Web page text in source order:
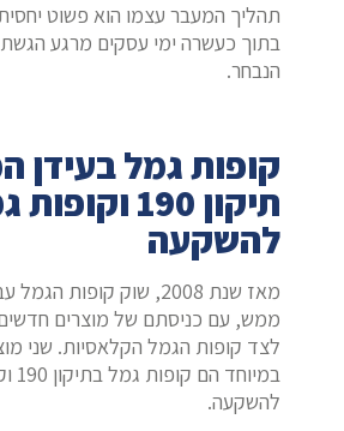
תהליך המעבר עצמו הוא פשוט
בתוך כעשרה ימי עסקים מרגע
הנבחר.
קופות גמל בעידן
תיקון 190
להשקעה
מאז שנת 2008, שוק קופות
ממש, עם כניסתם של מוצרים
לצד קופות הגמל הקלאסיות. שני
להשקעה.